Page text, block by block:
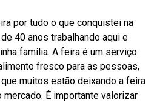
por tudo o que conquistei na
40 anos trabalhando aqui e
família. A feira é um serviço
fresco para as pessoas,
muitos estão deixando a feira
mercado. É importante valorizar